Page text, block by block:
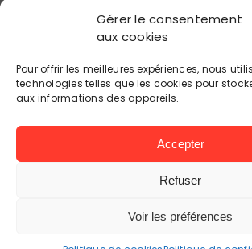
Gérer le consentement
aux cookies
Pour offrir les meilleures expériences, nous
technologies telles que les cookies pour
aux informations des appareils.
Accepter
Refuser
Voir les préférences
Balades bateaux
Sorties bateaux
Contact
JULIEN AYRAULT
Politique de confidentialité |